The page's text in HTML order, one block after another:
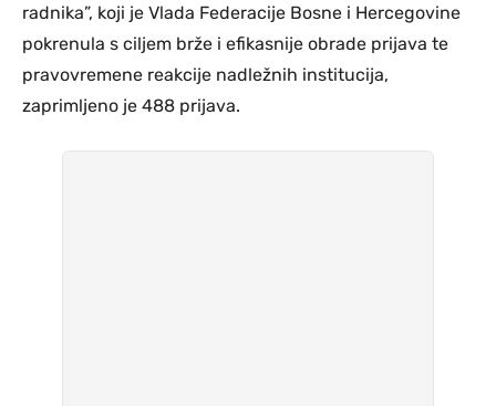
radnika”, koji je Vlada Federacije Bosne i Hercegovine
pokrenula s ciljem brže i efikasnije obrade prijava te
pravovremene reakcije nadležnih institucija,
zaprimljeno je 488 prijava.